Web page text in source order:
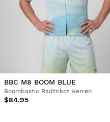
Erstattung auf das
BBC M8 BOOM BLUE
Boombastic Radtrikot Herren
$84.95